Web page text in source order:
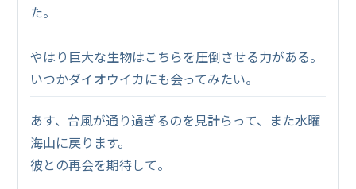
た。
やはり巨大な生物はこちらを圧倒させる力がある。
いつかダイオウイカにも会ってみたい。
あす、台風が通り過ぎるのを見計らって、また水曜
海山に戻ります。
彼との再会を期待して。